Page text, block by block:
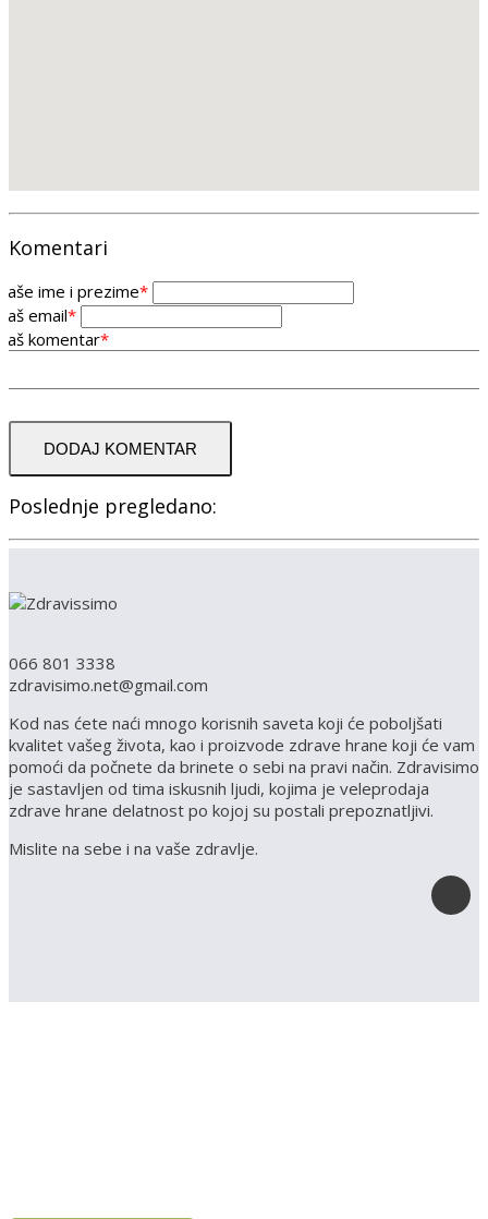
Komentari
ime i prezime*
email*
komentar*
DODAJ KOMENTAR
Poslednje pregledano:
066 801 3338
zdravisimo.net@gmail.com
Kod nas ćete naći mnogo korisnih saveta koji će poboljšati
kvalitet vašeg života, kao i proizvode zdrave hrane koji će vam
pomoći da počnete da brinete o sebi na pravi način. Zdravisimo
je sastavljen od tima iskusnih ljudi, kojima je veleprodaja
zdrave hrane delatnost po kojoj su postali prepoznatljivi.
Mislite na sebe i na vaše zdravlje.